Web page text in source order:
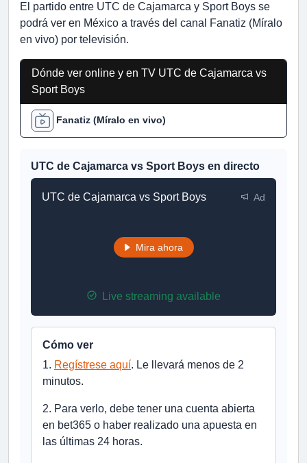
El partido entre UTC de Cajamarca y Sport Boys se
podrá ver en México a través del canal Fanatiz (Míralo
en vivo) por televisión.
Dónde ver online y en TV UTC de Cajamarca vs
Sport Boys
Fanatiz (Míralo en vivo)
UTC de Cajamarca vs Sport Boys en directo
UTC de Cajamarca vs Sport Boys Ad
Mira ahora
Live streaming available
Cómo ver
1. Regístrese aquí. Le llevará menos de 2
minutos.
2. Para verlo, debe tener una cuenta abierta
en bet365 o haber realizado una apuesta en
las últimas 24 horas.